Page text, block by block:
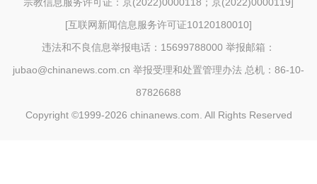
[互联网新闻信息服务许可证10120180010]
违法和不良信息举报电话：15699788000 举报邮箱：
jubao@chinanews.com.cn 举报受理和处置管理办法 总机：86-10-
87826688
Copyright ©1999-2026 chinanews.com. All Rights Reserved